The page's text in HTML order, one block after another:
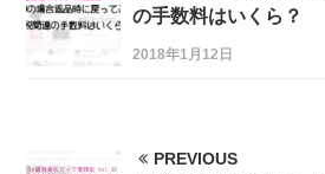
の手数料はいくら？
2018年1月12日
PREVIOUS